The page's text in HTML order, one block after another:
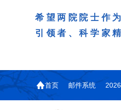
希望两院院士作
引领者、科学家
首页 邮件系统